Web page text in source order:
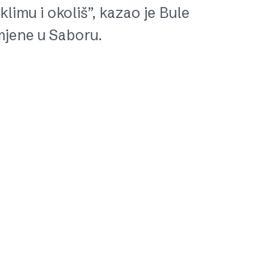
i okoliš”, kazao je Bule
u Saboru.